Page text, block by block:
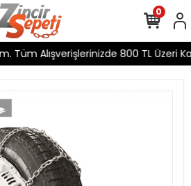
Alışverişlerinizde 800 TL Üzeri
0